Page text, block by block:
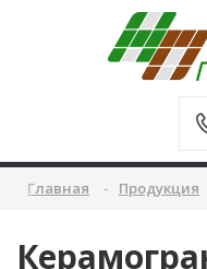
Главная Продукция